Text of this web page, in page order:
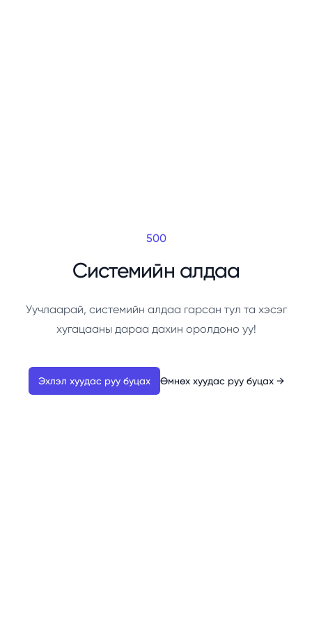
500
Системийн алдаа
Уучлаарай, системийн алдаа гарсан тул та хэсэг
хугацааны дараа дахин оролдоно уу!
Эхлэл хуудас руу буцах Өмнөх хуудас руу буцах →